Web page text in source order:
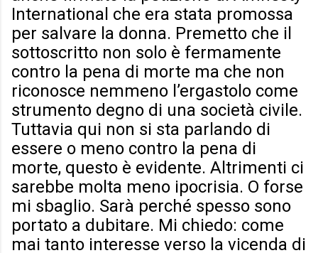
International che era stata promossa
per salvare la donna. Premetto che il
sottoscritto non solo è fermamente
contro la pena di morte ma che non
riconosce nemmeno l’ergastolo come
strumento degno di una società civile.
Tuttavia qui non si sta parlando di
essere o meno contro la pena di
morte, questo è evidente. Altrimenti ci
sarebbe molta meno ipocrisia. O forse
mi sbaglio. Sarà perché spesso sono
portato a dubitare. Mi chiedo: come
mai tanto interesse verso la vicenda di